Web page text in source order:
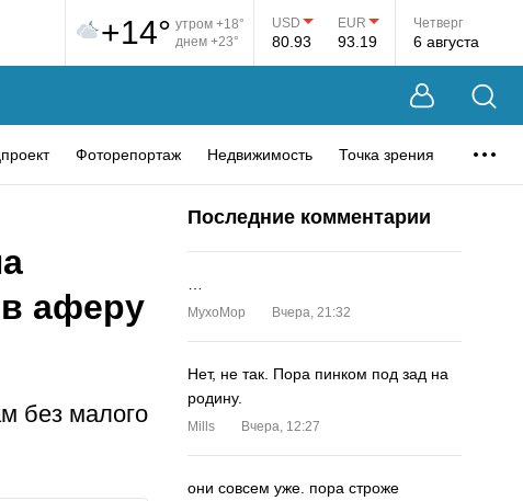
+14° утром +18°
днем +23°
USD
80.93
EUR
93.19
Четверг
6 августа
Фоторепортаж Недвижимость Точка зрения
аферу
без малого
Последние комментарии
MyxoMop Вчера, 21:32
Нет, не так. Пора пинком под зад на
родину.
Mills Вчера, 12:27
они совсем уже. пора строже